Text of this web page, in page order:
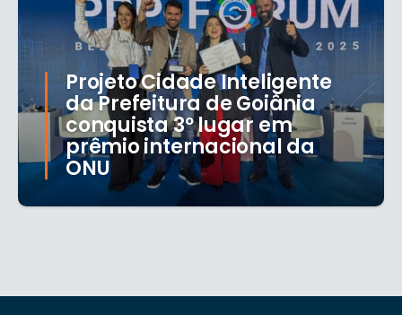
Projeto Cidade Inteligente
da Prefeitura de Goiânia
conquista 3º lugar em
prêmio internacional da
ONU